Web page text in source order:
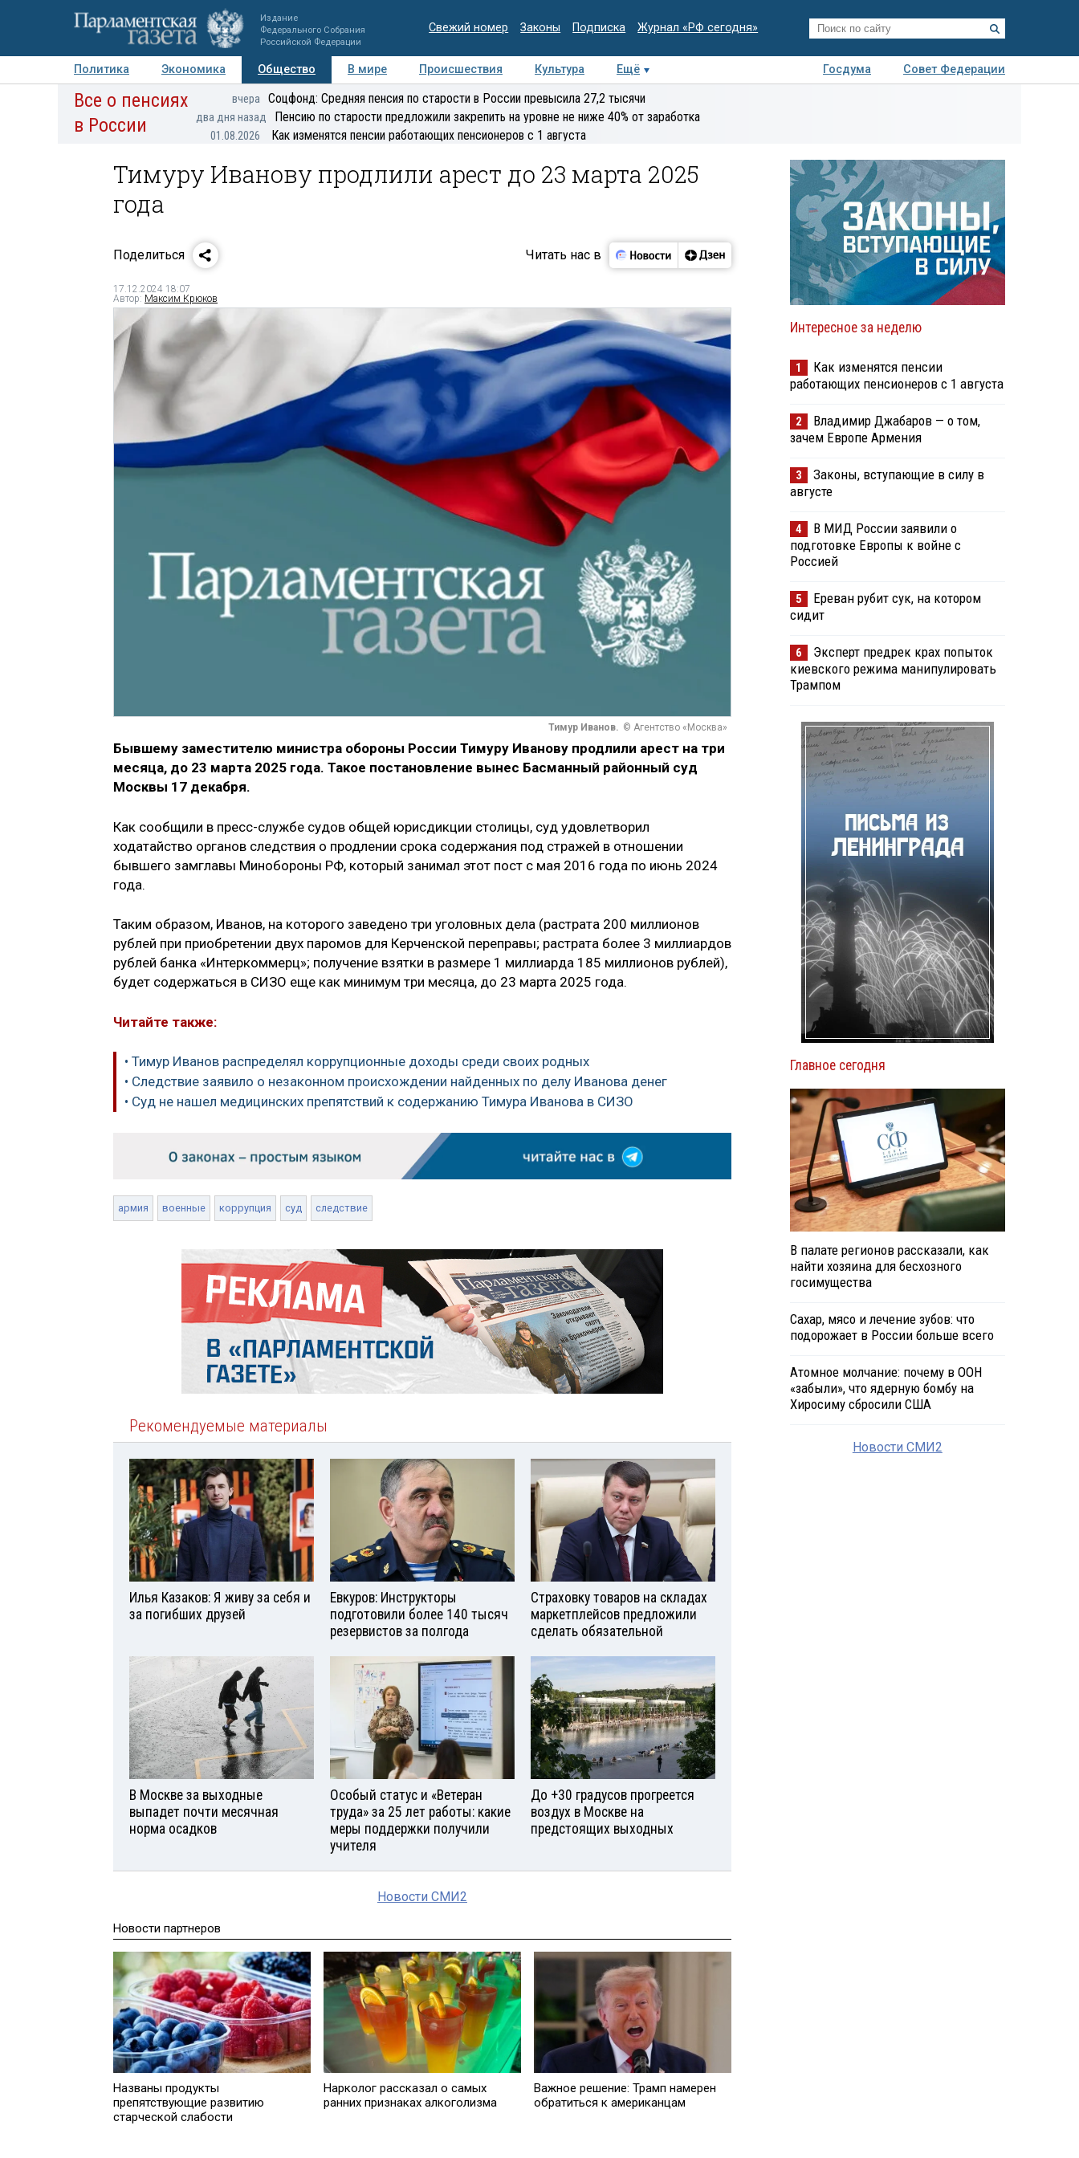
Издание
Федерального Собрания
Российской Федерации
Свежий номер Законы Подписка Журнал «РФ сегодня»
Политика Экономика Общество В мире Происшествия Культура Ещё Госдума
Совет Федерации
Авторы Персоны Мнения Регионы Медиацентр Интервью Колумнисты
экспертиза
Все о пенсиях
в России
вчера Соцфонд: Средняя пенсия по старости в России превысила 27,2 тысячи
два дня назад Пенсию по старости предложили закрепить на уровне не ниже 40% от заработка
01.08.2026 Как изменятся пенсии работающих пенсионеров с 1 августа
Тимуру Иванову продлили арест до 23 марта 2025
года
Поделиться Читать нас в
17.12.2024 18:07
Автор: Максим Крюков
Тимур Иванов. © Агентство «Москва»
Бывшему заместителю министра обороны России Тимуру Иванову продлили арест на три
месяца, до 23 марта 2025 года. Такое постановление вынес Басманный районный суд
Москвы 17 декабря.
Как сообщили в пресс-службе судов общей юрисдикции столицы, суд удовлетворил
ходатайство органов следствия о продлении срока содержания под стражей в отношении
бывшего замглавы Минобороны РФ, который занимал этот пост с мая 2016 года по июнь 2024
года.
Таким образом, Иванов, на которого заведено три уголовных дела (растрата 200 миллионов
рублей при приобретении двух паромов для Керченской переправы; растрата более 3 миллиардов
рублей банка «Интеркоммерц»; получение взятки в размере 1 миллиарда 185 миллионов рублей),
будет содержаться в СИЗО еще как минимум три месяца, до 23 марта 2025 года.
Читайте также:
• Тимур Иванов распределял коррупционные доходы среди своих родных
• Следствие заявило о незаконном происхождении найденных по делу Иванова денег
• Суд не нашел медицинских препятствий к содержанию Тимура Иванова в СИЗО
армия военные коррупция суд следствие
Рекомендуемые материалы
Илья Казаков: Я живу за себя и
за погибших друзей
Евкуров: Инструкторы
подготовили более 140 тысяч
резервистов за полгода
Страховку товаров на складах
маркетплейсов предложили
сделать обязательной
В Москве за выходные
выпадет почти месячная
норма осадков
Особый статус и «Ветеран
труда» за 25 лет работы: какие
меры поддержки получили
учителя
До +30 градусов прогреется
воздух в Москве на
предстоящих выходных
Новости СМИ2
Новости партнеров
Названы продукты
препятствующие развитию
старческой слабости
Нарколог рассказал о самых
ранних признаках алкоголизма
Важное решение: Трамп намерен
обратиться к американцам
Интересное за неделю
1
Как изменятся пенсии
работающих пенсионеров с 1 августа
2
Владимир Джабаров — о том,
зачем Европе Армения
3
Законы, вступающие в силу в
августе
4
В МИД России заявили о
подготовке Европы к войне с
Россией
5
Ереван рубит сук, на котором
сидит
6
Эксперт предрек крах попыток
киевского режима манипулировать
Трампом
Главное сегодня
В палате регионов рассказали, как
найти хозяина для бесхозного
госимущества
Сахар, мясо и лечение зубов: что
подорожает в России больше всего
Атомное молчание: почему в ООН
«забыли», что ядерную бомбу на
Хиросиму сбросили США
Новости СМИ2